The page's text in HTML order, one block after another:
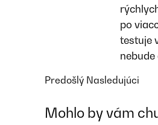
po
testuje
nebude
Predošlý Nasledujúci
Mohlo by vám